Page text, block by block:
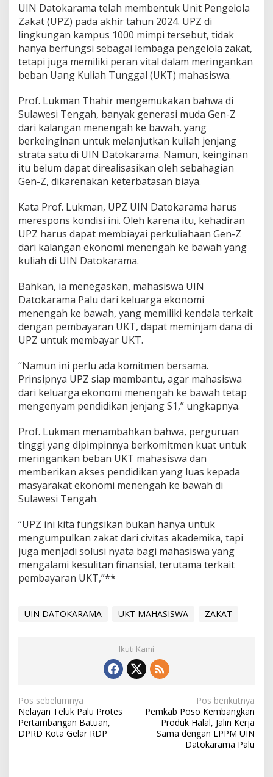
UIN Datokarama telah membentuk Unit Pengelola
Zakat (UPZ) pada akhir tahun 2024. UPZ di
lingkungan kampus 1000 mimpi tersebut, tidak
hanya berfungsi sebagai lembaga pengelola zakat,
tetapi juga memiliki peran vital dalam meringankan
beban Uang Kuliah Tunggal (UKT) mahasiswa.
Prof. Lukman Thahir mengemukakan bahwa di
Sulawesi Tengah, banyak generasi muda Gen-Z
dari kalangan menengah ke bawah, yang
berkeinginan untuk melanjutkan kuliah jenjang
strata satu di UIN Datokarama. Namun, keinginan
itu belum dapat direalisasikan oleh sebahagian
Gen-Z, dikarenakan keterbatasan biaya.
Kata Prof. Lukman, UPZ UIN Datokarama harus
merespons kondisi ini. Oleh karena itu, kehadiran
UPZ harus dapat membiayai perkuliahaan Gen-Z
dari kalangan ekonomi menengah ke bawah yang
kuliah di UIN Datokarama.
Bahkan, ia menegaskan, mahasiswa UIN
Datokarama Palu dari keluarga ekonomi
menengah ke bawah, yang memiliki kendala terkait
dengan pembayaran UKT, dapat meminjam dana di
UPZ untuk membayar UKT.
“Namun ini perlu ada komitmen bersama.
Prinsipnya UPZ siap membantu, agar mahasiswa
dari keluarga ekonomi menengah ke bawah tetap
mengenyam pendidikan jenjang S1,” ungkapnya.
Prof. Lukman menambahkan bahwa, perguruan
tinggi yang dipimpinnya berkomitmen kuat untuk
meringankan beban UKT mahasiswa dan
memberikan akses pendidikan yang luas kepada
masyarakat ekonomi menengah ke bawah di
Sulawesi Tengah.
“UPZ ini kita fungsikan bukan hanya untuk
mengumpulkan zakat dari civitas akademika, tapi
juga menjadi solusi nyata bagi mahasiswa yang
mengalami kesulitan finansial, terutama terkait
pembayaran UKT,”**
UIN DATOKARAMA UKT MAHASISWA ZAKAT
Ikuti Kami
Navigasi
pos
Pos sebelumnya
Nelayan Teluk Palu Protes
Pertambangan Batuan,
DPRD Kota Gelar RDP
Pos berikutnya
Pemkab Poso Kembangkan
Produk Halal, Jalin Kerja
Sama dengan LPPM UIN
Datokarama Palu